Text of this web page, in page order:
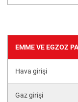
EMME VE EGZOZ
Hava girişi
Gaz girişi